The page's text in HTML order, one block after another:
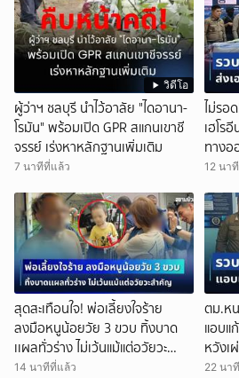
วิดีโอ
ผู้ว่าฯ ชลบุรี นำไว้อาลัย "ไดอานา-
โรมัน" พร้อมเปิด GPR สแกนเขาชี
จรรย์ เร่งหาหลักฐานเพิ่มเติม
7 นาทีที่แล้ว
ไม่รอ
เฮโร
ทางอ
12 นา
สุดสะเทือนใจ! พ่อเลี้ยงใจร้าย
ลงมือหนูน้อยวัย 3 ขวบ ทิ้งบาด
เเผลทั่วร่าง ไม่เว้นแม้แต่อวัยวะ
สำคัญ ด้านแม่ใจดำช่วยปกป้องพ่อ
14 นาทีที่แล้ว
ตม.ห
แอบแ
หวังเ
22 นา